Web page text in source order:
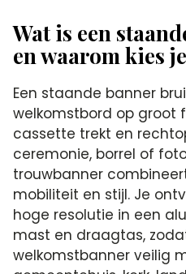
Wat is een
en waarom kies
Een staande banner
welkomstbord op groot
cassette trekt en
ceremonie, borrel of
trouwbanner
mobiliteit en stijl. Je
hoge resolutie in een
mast en draagtas,
welkomstbanner veilig